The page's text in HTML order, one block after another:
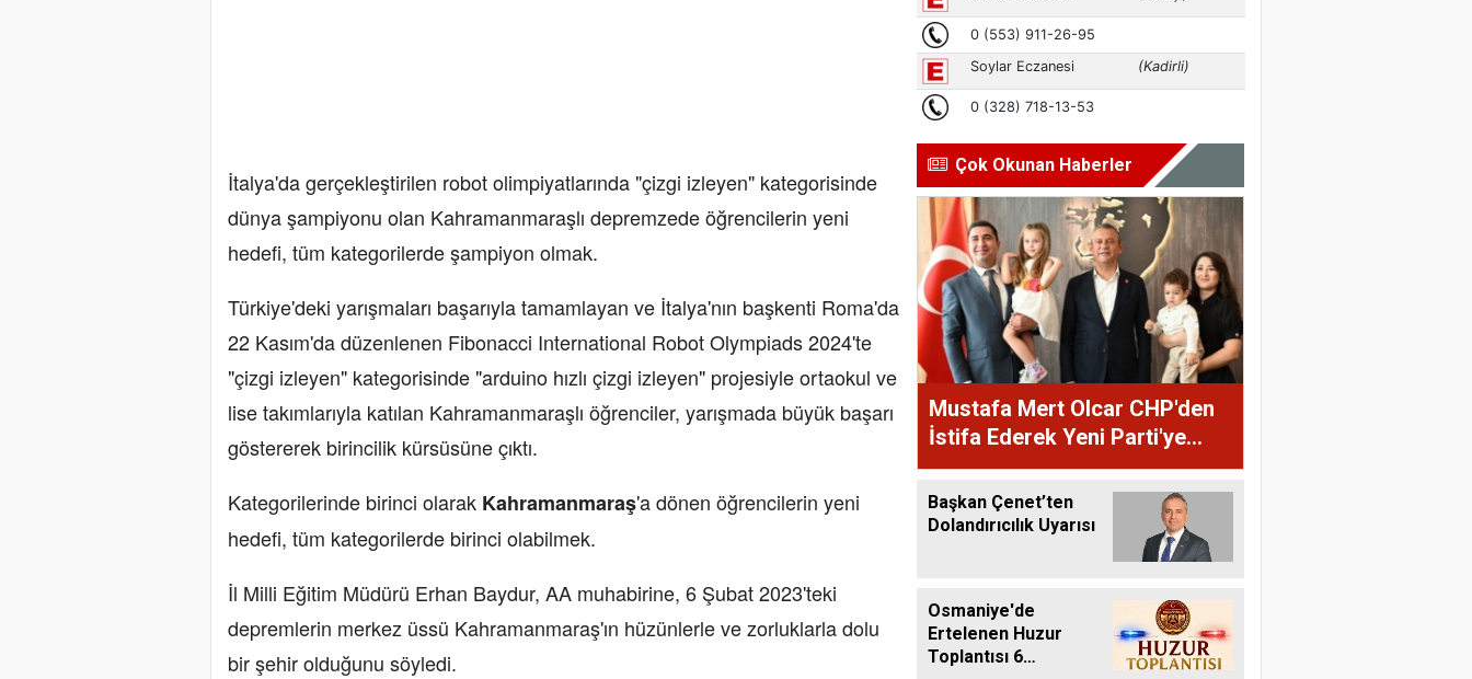
İtalya'da gerçekleştirilen robot olimpiyatlarında "çizgi izleyen" kategorisinde
dünya şampiyonu olan Kahramanmaraşlı depremzede öğrencilerin yeni
hedefi, tüm kategorilerde şampiyon olmak.
Türkiye'deki yarışmaları başarıyla tamamlayan ve İtalya'nın başkenti Roma'da
22 Kasım'da düzenlenen Fibonacci International Robot Olympiads 2024'te
"çizgi izleyen" kategorisinde "arduino hızlı çizgi izleyen" projesiyle ortaokul ve
lise takımlarıyla katılan Kahramanmaraşlı öğrenciler, yarışmada büyük başarı
göstererek birincilik kürsüsüne çıktı.
Kategorilerinde birinci olarak Kahramanmaraş'a dönen öğrencilerin yeni
hedefi, tüm kategorilerde birinci olabilmek.
İl Milli Eğitim Müdürü Erhan Baydur, AA muhabirine, 6 Şubat 2023'teki
depremlerin merkez üssü Kahramanmaraş'ın hüzünlerle ve zorluklarla dolu
bir şehir olduğunu söyledi.
Çok Okunan Haberler
Mustafa Mert Olcar CHP'den
İstifa Ederek Yeni Parti'ye
Geçti
Başkan Çenet’ten
Dolandırıcılık Uyarısı
Osmaniye'de
Ertelenen Huzur
Toplantısı 6